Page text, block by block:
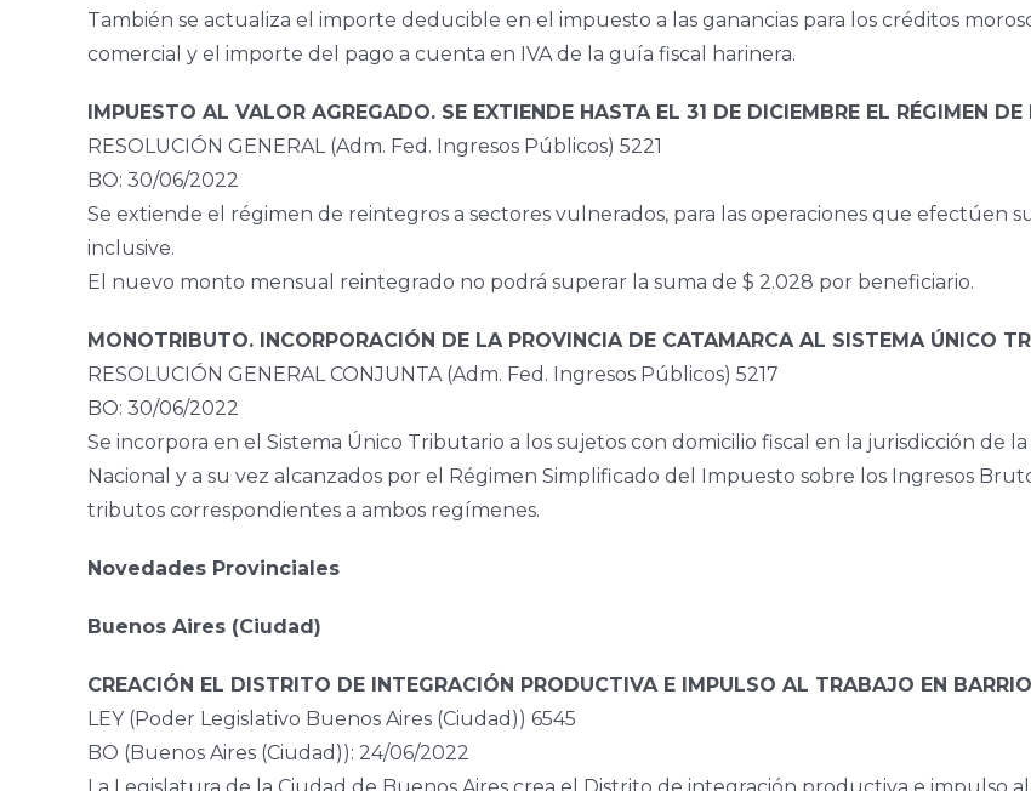
También se actualiza el importe deducible en el impuesto a las ganancias para los créditos
comercial y el importe del pago a cuenta en IVA de la guía fiscal harinera.
IMPUESTO AL VALOR AGREGADO. SE EXTIENDE HASTA EL 31 DE DICIEMBRE EL RÉGIMEN
RESOLUCIÓN GENERAL (Adm. Fed. Ingresos Públicos) 5221
BO: 30/06/2022
Se extiende el régimen de reintegros a sectores vulnerados, para las operaciones que efectúen
inclusive.
El nuevo monto mensual reintegrado no podrá superar la suma de $ 2.028 por beneficiario.
MONOTRIBUTO. INCORPORACIÓN DE LA PROVINCIA DE CATAMARCA AL SISTEMA ÚNICO
RESOLUCIÓN GENERAL CONJUNTA (Adm. Fed. Ingresos Públicos) 5217
BO: 30/06/2022
Se incorpora en el Sistema Único Tributario a los sujetos con domicilio fiscal en la jurisdicción de
Nacional y a su vez alcanzados por el Régimen Simplificado del Impuesto sobre los Ingresos
tributos correspondientes a ambos regímenes.
Novedades Provinciales
Buenos Aires (Ciudad)
CREACIÓN EL DISTRITO DE INTEGRACIÓN PRODUCTIVA E IMPULSO AL TRABAJO EN
LEY (Poder Legislativo Buenos Aires (Ciudad)) 6545
BO (Buenos Aires (Ciudad)): 24/06/2022